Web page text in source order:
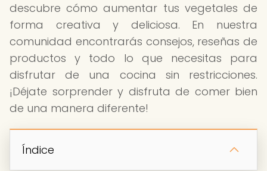
descubre cómo aumentar tus vegetales de
forma creativa y deliciosa. En nuestra
comunidad encontrarás consejos, reseñas de
productos y todo lo que necesitas para
disfrutar de una cocina sin restricciones.
¡Déjate sorprender y disfruta de comer bien
de una manera diferente!
Índice